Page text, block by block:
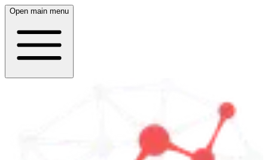
Open main menu